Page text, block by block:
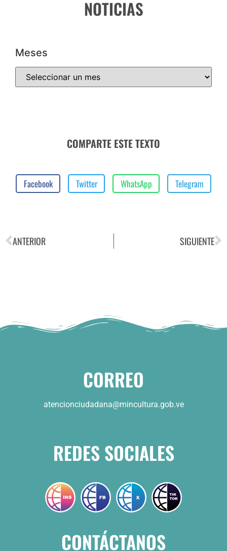
NOTICIAS
Meses
COMPARTE ESTE TEXTO
Facebook Twitter WhatsApp Telegram
ANTERIOR SIGUIENTE
CORREO
atencionciudadana@mincultura.gob.ve
REDES SOCIALES
CONTÁCTANOS